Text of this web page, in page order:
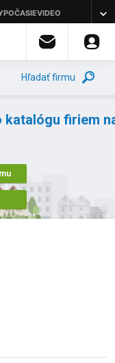
Hľadať firmu
katalógu firiem